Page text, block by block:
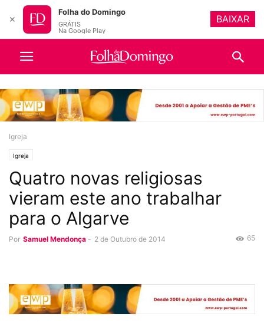
Igreja
Igreja
Quatro novas religiosas
vieram este ano trabalhar
para o Algarve
Por Samuel Mendonça - 2 de Outubro de 2014 65
✕
Folha do Domingo
GRÁTIS
Na Google Play
BAIXAR